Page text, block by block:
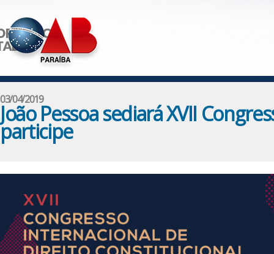
03/04/2019
João Pessoa sediará XVII
participe